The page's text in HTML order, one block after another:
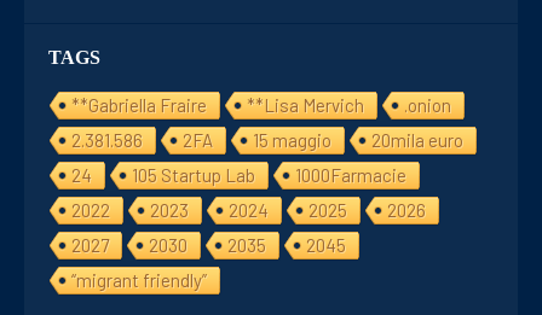
TAGS
**Gabriella Fraire **Lisa Mervich
.onion
2.381.586
2FA 15 maggio
20mila euro
24
105 Startup Lab
1000Farmacie
2022
2023 2024 2025
2026
2027
2030 2035
2045
“migrant friendly”